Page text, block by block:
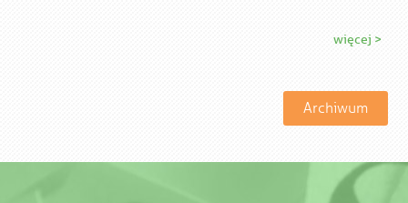
więcej >
Archiwum